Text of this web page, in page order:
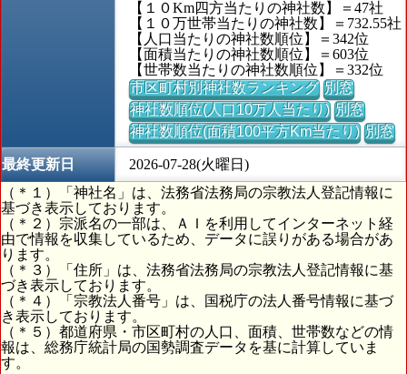
【１０Km四方当たりの神社数】＝47社
【１０万世帯当たりの神社数】＝732.55社
【人口当たりの神社数順位】＝342位
【面積当たりの神社数順位】＝603位
【世帯数当たりの神社数順位】＝332位
市区町村別神社数ランキング 別窓
神社数順位(人口10万人当たり) 別窓
神社数順位(面積100平方Km当たり) 別窓
最終更新日
2026-07-28(火曜日)
（＊１）「神社名」は、法務省法務局の宗教法人登記情報に
基づき表示しております。
（＊２）宗派名の一部は、ＡＩを利用してインターネット経
由で情報を収集しているため、データに誤りがある場合があ
ります。
（＊３）「住所」は、法務省法務局の宗教法人登記情報に基
づき表示しております。
（＊４）「宗教法人番号」は、国税庁の法人番号情報に基づ
き表示しております。
（＊５）都道府県・市区町村の人口、面積、世帯数などの情
報は、総務庁統計局の国勢調査データを基に計算していま
す。